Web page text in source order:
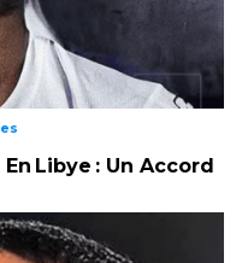
Libye : Un Accord